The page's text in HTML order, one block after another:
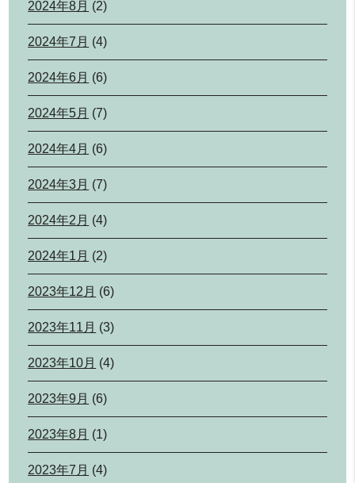
2024年8月 (2)
2024年7月 (4)
2024年6月 (6)
2024年5月 (7)
2024年4月 (6)
2024年3月 (7)
2024年2月 (4)
2024年1月 (2)
2023年12月 (6)
2023年11月 (3)
2023年10月 (4)
2023年9月 (6)
2023年8月 (1)
2023年7月 (4)